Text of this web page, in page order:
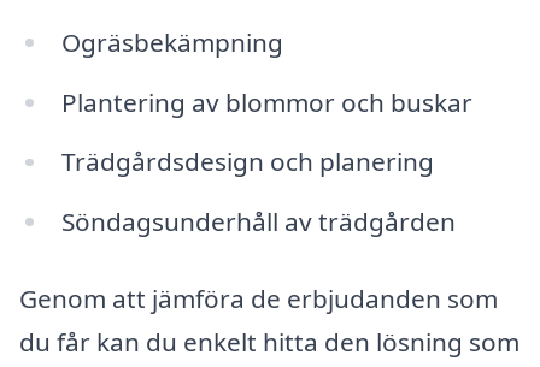
Ogräsbekämpning
Plantering av blommor och buskar
Trädgårdsdesign och planering
Söndagsunderhåll av trädgården
Genom att jämföra de erbjudanden som
du får kan du enkelt hitta den lösning som